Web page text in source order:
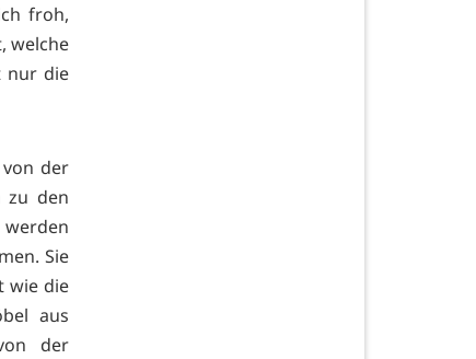
froh,
welche
nur die
der
zu den
Sie
wie die
aus
der